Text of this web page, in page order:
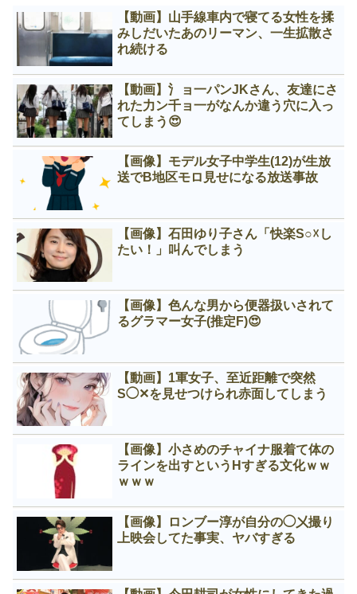
【動画】山手線車内で寝てる女性を揉
みしだいたあのリーマン、一生拡散さ
れ続ける
【動画】氵ョ一パンJKさん、友達にさ
れた力ン千ョ一がなんか違う穴に入っ
てしまう😍
【画像】モデル女子中学生(12)が生放
送でB地区モロ見せになる放送事故
【画像】石田ゆり子さん「快楽S○☓し
たい！」叫んでしまう
【画像】色んな男から便器扱いされて
るグラマー女子(推定F)😍
【動画】1軍女子、至近距離で突然
S◯✕を見せつけられ赤面してしまう
【画像】小さめのチャイナ服着て体の
ラインを出すというНすぎる文化ｗｗ
ｗｗｗ
【画像】ロンブー淳が自分の◯㐅撮り
上映会してた事実、ヤバすぎる